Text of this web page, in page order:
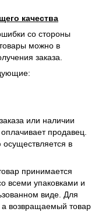
качества
со стороны
можно в
заказа.
или наличии
продавец.
в
принимается
всеми упаковками и
виде. Для
а возвращаемый товар